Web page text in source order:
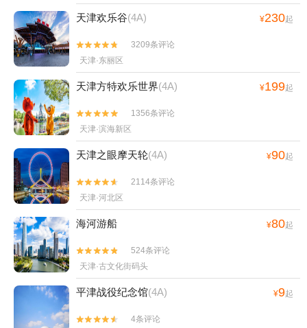
天津欢乐谷(4A) ¥230起


3209条评论
天津·东丽区
天津方特欢乐世界(4A) ¥199起


1356条评论
天津·滨海新区
天津之眼摩天轮(4A) ¥90起


2114条评论
天津·河北区
海河游船 ¥80起


524条评论
天津·古文化街码头
平津战役纪念馆(4A) ¥9起

 4条评论